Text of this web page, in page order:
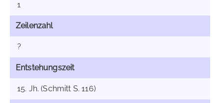
1
Zeilenzahl
?
Entstehungszeit
15. Jh. (Schmitt S. 116)